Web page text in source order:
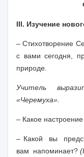
III. Изучение
– Стихотворение
с вами сегодня,
природе.
Учитель
«Черемуха».
– Какое
– Какой вы
вам напоминает?